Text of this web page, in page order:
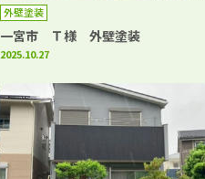
外壁塗装
一宮市 Ｔ様 外壁塗装
2025.10.27